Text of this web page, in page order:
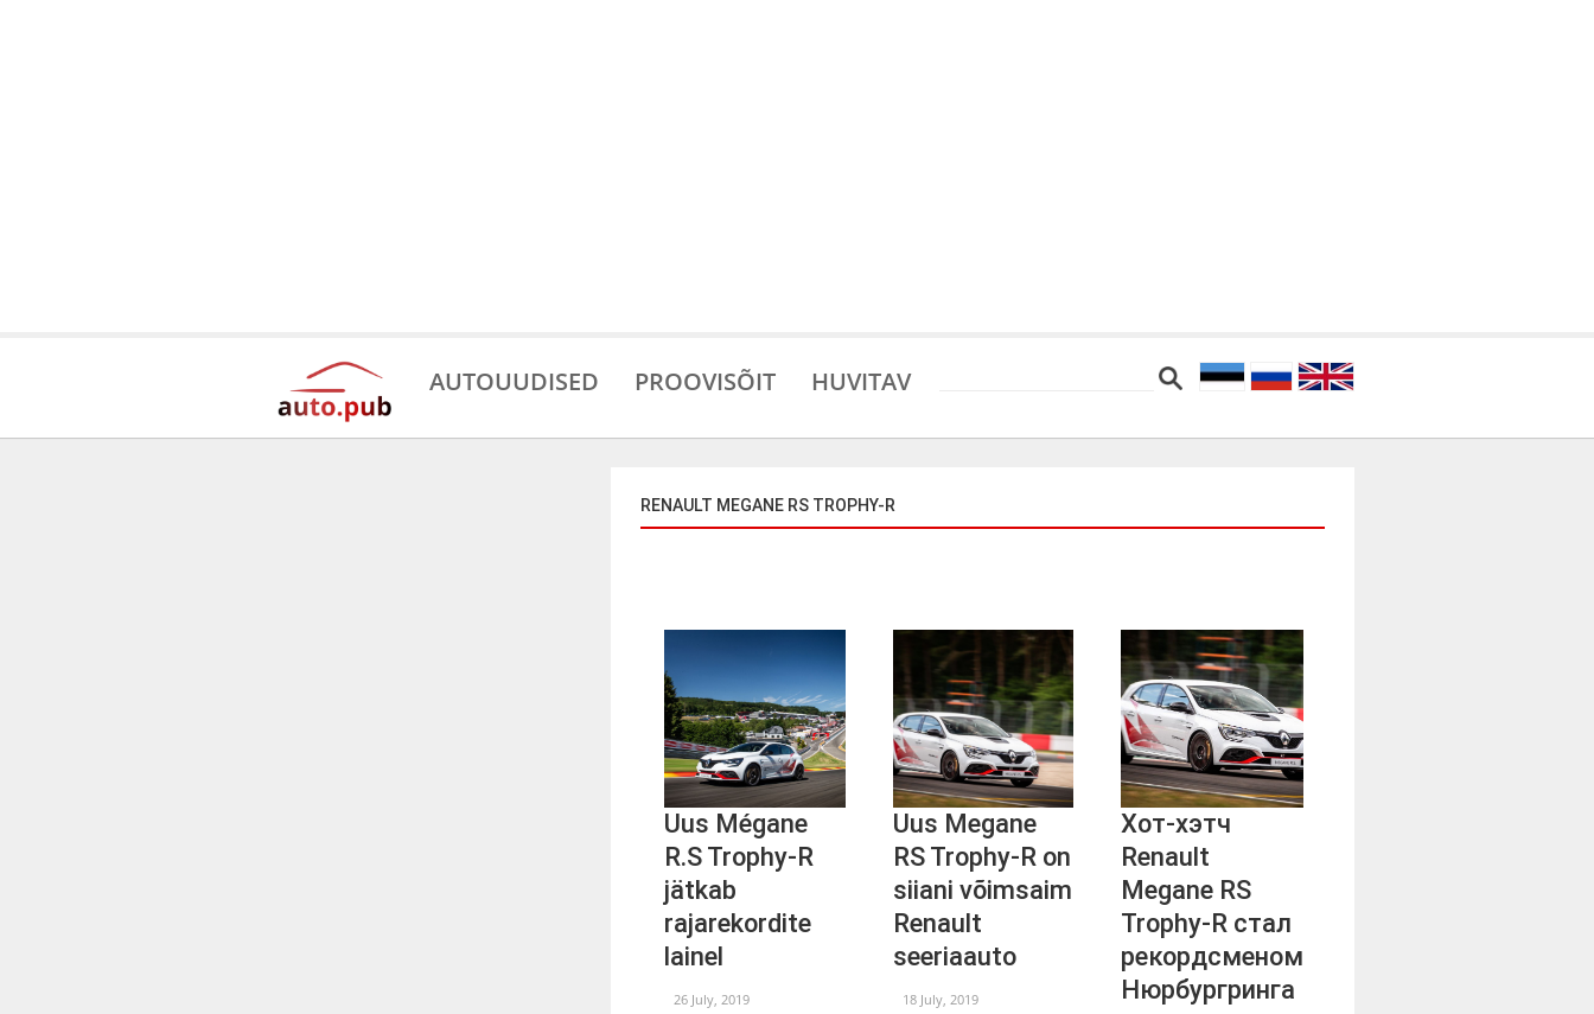
AUTOUUDISED PROOVISÕIT HUVITAV
RENAULT MEGANE RS TROPHY-R
Uus Mégane
R.S Trophy-R
jätkab
rajarekordite
lainel
26 July, 2019
Uus Megane
RS Trophy-R on
siiani võimsaim
Renault
seeriaauto
18 July, 2019
Хот-хэтч
Renault
Megane RS
Trophy-R стал
рекордсменом
Нюрбургринга